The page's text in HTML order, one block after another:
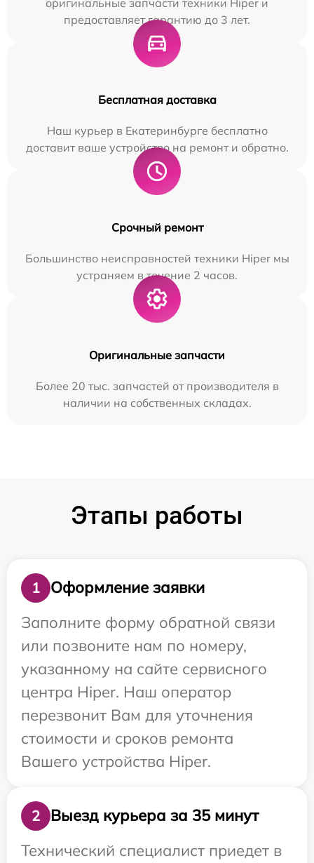
предоставляет гарантию до 3 лет.
Бесплатная доставка
Наш курьер в Екатеринбурге бесплатно
доставит ваше устройство на ремонт и обратно.
Срочный ремонт
Большинство неисправностей техники Hiper мы
устраняем в течение 2 часов.
Оригинальные запчасти
Более 20 тыс. запчастей от производителя в
наличии на собственных складах.
Этапы работы
1
Оформление заявки
Заполните форму обратной связи
или позвоните нам по номеру,
указанному на сайте сервисного
центра Hiper. Наш оператор
перезвонит Вам для уточнения
стоимости и сроков ремонта
Вашего устройства Hiper.
2
Выезд курьера за 35 минут
Технический специалист приедет в